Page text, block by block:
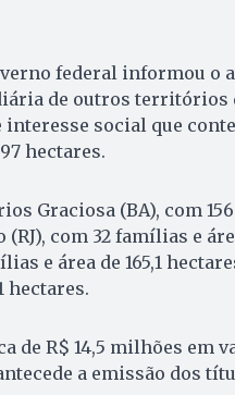
federal informou o
de outros territórios
social que
hectares.
Graciosa (BA), com
com 32 famílias e
e área de 165,1
hectares.
de R$ 14,5 milhões em
a emissão dos